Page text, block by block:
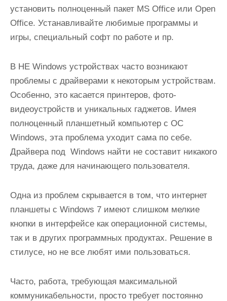
установить полноценный пакет MS Office или Open
Office. Устанавливайте любимые программы и
игры, специальный софт по работе и пр.
В НЕ Windows устройствах часто возникают
проблемы с драйверами к некоторым устройствам.
Особенно, это касается принтеров, фото-
видеоустройств и уникальных гаджетов. Имея
полноценный планшетный компьютер с ОС
Windows, эта проблема уходит сама по себе.
Драйвера под Windows найти не составит никакого
труда, даже для начинающего пользователя.
Одна из проблем скрывается в том, что интернет
планшеты с Windows 7 имеют слишком мелкие
кнопки в интерфейсе как операционной системы,
так и в других программных продуктах. Решение в
стилусе, но не все любят ими пользоваться.
Часто, работа, требующая максимальной
коммуникабельности, просто требует постоянно